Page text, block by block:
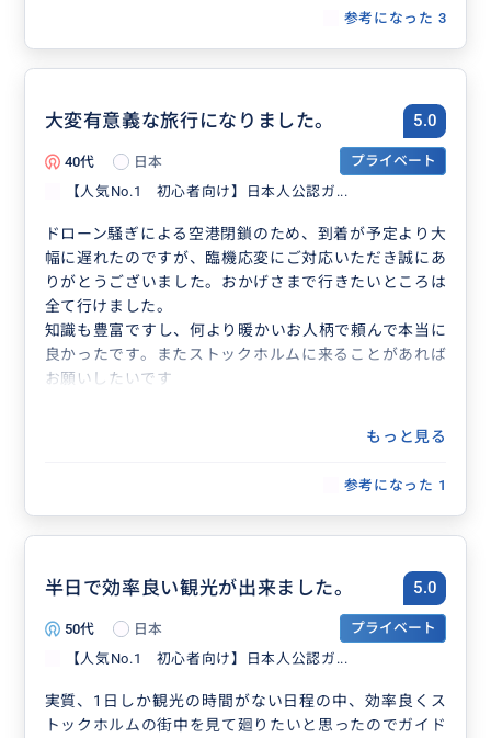
参考になった 3
大変有意義な旅行になりました。 5.0
40代 日本
プライベート
【人気No.1 初心者向け】日本人公認ガ...
ドローン騒ぎによる空港閉鎖のため、到着が予定より大
幅に遅れたのですが、臨機応変にご対応いただき誠にあ
りがとうございました。おかげさまで行きたいところは
全て行けました。
知識も豊富ですし、何より暖かいお人柄で頼んで本当に
良かったです。またストックホルムに来ることがあれば
お願いしたいです
もっと見る
参考になった 1
半日で効率良い観光が出来ました。 5.0
50代 日本
プライベート
【人気No.1 初心者向け】日本人公認ガ...
実質、1日しか観光の時間がない日程の中、効率良くス
トックホルムの街中を見て廻りたいと思ったのでガイド